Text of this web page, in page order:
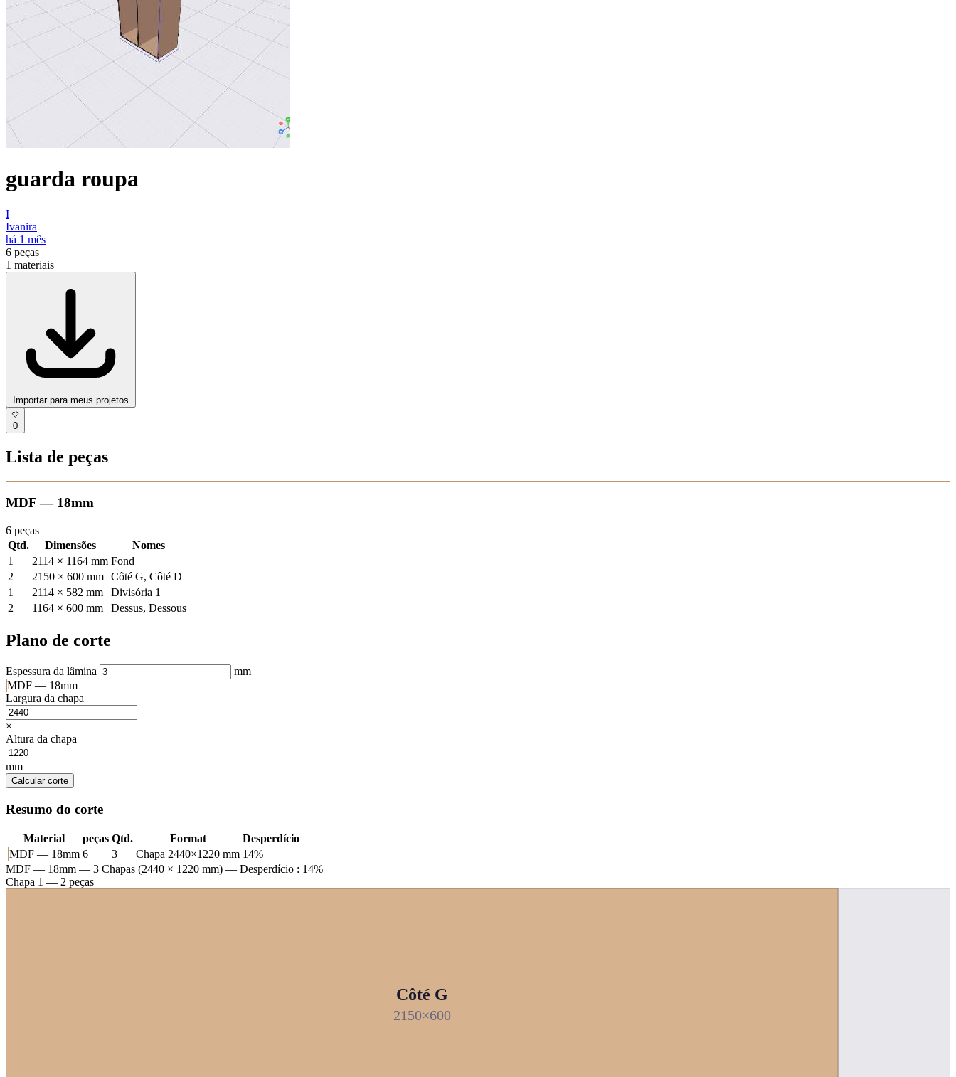
guarda roupa
I
Ivanira
há 1 mês
6 peças
1 materiais
Importar para meus projetos
0
Lista de peças
MDF — 18mm
6 peças
Qtd.
Dimensões
Nomes
1
2114 × 1164 mm Fond
2
2150 × 600 mm Côté G, Côté D
1
2114 × 582 mm
Divisória 1
2
1164 × 600 mm Dessus, Dessous
Plano de corte
Espessura da lâmina
mm
MDF — 18mm
Largura da chapa
×
Altura da chapa
mm
Calcular corte
Resumo do corte
Material peças Qtd. Format
Desperdício
MDF — 18mm 6 3 Chapa 2440×1220 mm 14%
MDF — 18mm — 3 Chapas (2440 × 1220 mm) — Desperdício : 14%
Chapa 1 — 2 peças
Côté G
2150×600